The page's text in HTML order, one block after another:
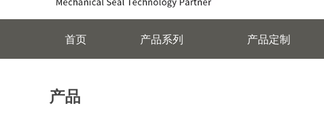
首页 产品系列 产品定制
产品